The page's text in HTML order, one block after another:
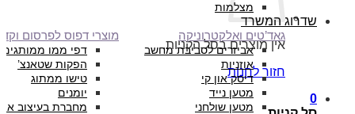
אין מוצרים בסל הקניות.
חזור לחנות
0
מצלמות
שדרוג המשרד
גאד’טים ואלקטרוניקה
אביזרים לסביבת מחשב
אוזניות
דיסק און קי
מטען נייד
מטען שולחני
מוצרי דפוס לפרסום
דפי ממו ממותגים
הפקות שטאנצ’
טישו ממתוג
יומנים
מחברת בעיצוב